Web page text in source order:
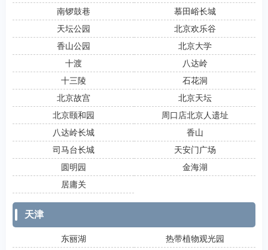
南锣鼓巷
慕田峪长城
天坛公园
北京欢乐谷
香山公园
北京大学
十渡
八达岭
十三陵
石花洞
北京故宫
北京天坛
北京颐和园
周口店北京人遗址
八达岭长城
香山
司马台长城
天安门广场
圆明园
金海湖
居庸关
天津
东丽湖
热带植物观光园